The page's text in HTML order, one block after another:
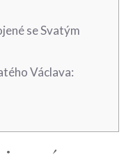
‍se Svatým⁣
Václava: